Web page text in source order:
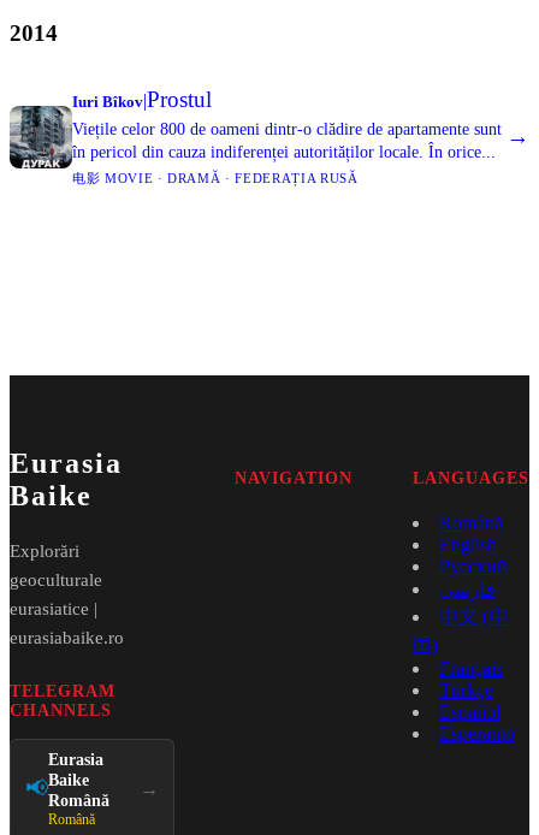
2014
Iuri Bîkov|Prostul
Viețile celor 800 de oameni dintr-o clădire de apartamente sunt
în pericol din cauza indiferenței autorităților locale. În orice...
电影 MOVIE · DRAMĂ · FEDERAȚIA RUSĂ
→
Eurasia
Baike
Explorări
geoculturale
eurasiatice |
eurasiabaike.ro
TELEGRAM
CHANNELS
📢
Eurasia
Baike
Română
Română
→
NAVIGATION LANGUAGES
Română
English
Русский
فارسی
中文 (中
国)
Français
Türkçe
Español
Esperanto